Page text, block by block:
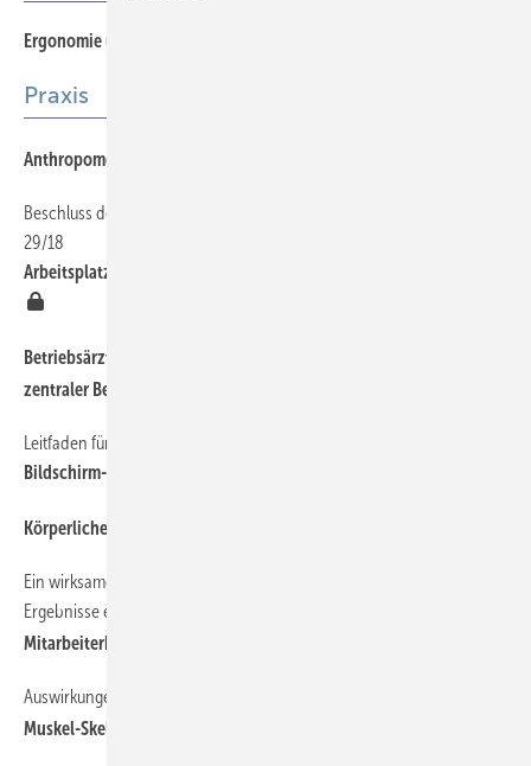
Ergonomie und Arbeitssicherheit
Praxis
Anthropometrie in der digitalisierten Arbeitswelt
Beschluss des LSG Mecklenburg-Vorpommern vom 03.07.2019 – L 5 U
29/18
Arbeitsplatzexposition an Telearbeitsplätzen privatwirtschaftlich?
Betriebsärztliche Beratung ist in der Corona-Pandemie von
zentraler Bedeutung
Leitfaden für die Gestaltung
Bildschirm- und Büroarbeitsplätze
Körperliche Belastung durch Sackware im Baugewerbe
Ein wirksamer Ansatz zur Prävention psychischer Erkrankungen?
Ergebnisse einer Begleitstudie bei John Deere
Mitarbeiterberatung/Employee Assistance Program (EAP)
Auswirkungen von ergonomischen Arbeitsgeräten
Muskel-Skelett-Belastungen in der Reinigungsbranche